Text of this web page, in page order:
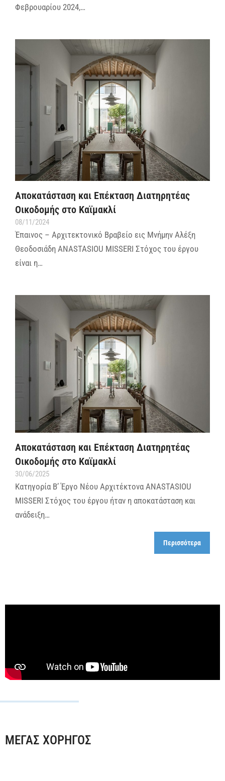
Φεβρουαρίου 2024,…
Αποκατάσταση και Επέκταση Διατηρητέας
Οικοδομής στο Καϊμακλί
08/11/2024
Έπαινος – Αρχιτεκτονικό Βραβείο εις Μνήμην Αλέξη
Θεοδοσιάδη ANASTASIOU MISSERI Στόχος του έργου
είναι η…
Αποκατάσταση και Επέκταση Διατηρητέας
Οικοδομής στο Καϊμακλί
30/06/2025
Κατηγορία Β’ Έργο Νέου Αρχιτέκτονα ANASTASIOU
MISSERI Στόχος του έργου ήταν η αποκατάσταση και
ανάδειξη…
Περισσότερα
ΜΕΓΑΣ ΧΟΡΗΓΟΣ